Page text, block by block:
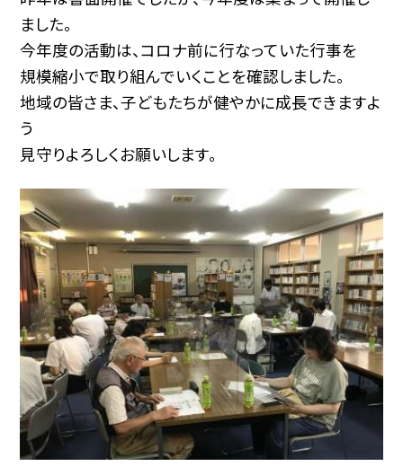
ました。
今年度の活動は、コロナ前に行なっていた行事を
規模縮小で取り組んでいくことを確認しました。
地域の皆さま、子どもたちが健やかに成長できますよ
う
見守りよろしくお願いします。